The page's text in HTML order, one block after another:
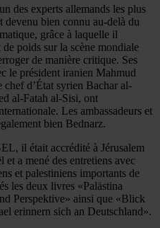
des experts allemands les plus
bien connu au-delà du
grâce à laquelle il
poids sur la scène mondiale
de manière critique. Ses
le président iranien Mahmud
chef d’État syrien Bachar al-
al-Fatah al-Sisi, ont
Les ambassadeurs et
bien Bednarz.
il était accrédité à Jérusalem
et a mené des entretiens avec
et palestiniens importants de
les deux livres «Palästina
Perspektive» ainsi que «Blick
erinnern sich an Deutschland».